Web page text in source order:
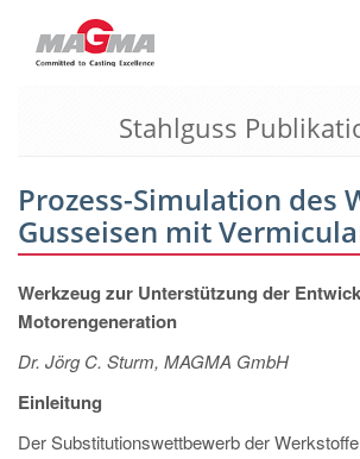
MAGMA Europa, Deutschland
EN
CS
MAGMA Nordamerika, USA
EN
ES
MAGMA Asien-Pazifik, Singapur
EN
Stahlguss
Prozess-Simulation des
Gusseisen mit
Werkzeug zur Unterstützung der
Motorengeneration
Dr. Jörg C. Sturm, MAGMA GmbH
Einleitung
Der Substitutionswettbewerb der